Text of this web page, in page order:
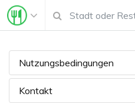
Nutzungsbedingungen
Kontakt